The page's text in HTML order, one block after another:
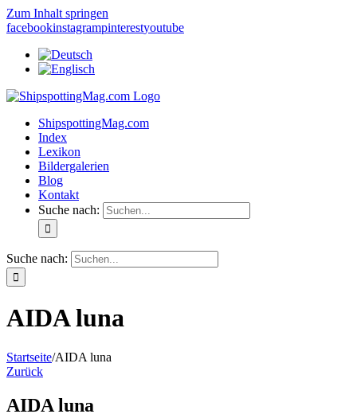
Zum Inhalt springen
facebookinstagrampinterestyoutube
ShipspottingMag.com
Index
Lexikon
Bildergalerien
Blog
Kontakt
Suche nach:
Suche nach:
AIDA luna
Startseite/AIDA luna
Zurück
AIDA luna